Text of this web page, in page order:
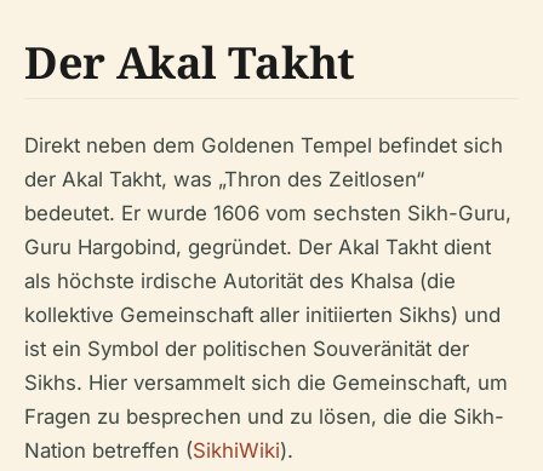
Der Akal Takht
Direkt neben dem Goldenen Tempel befindet sich
der Akal Takht, was „Thron des Zeitlosen“
bedeutet. Er wurde 1606 vom sechsten Sikh-Guru,
Guru Hargobind, gegründet. Der Akal Takht dient
als höchste irdische Autorität des Khalsa (die
kollektive Gemeinschaft aller initiierten Sikhs) und
ist ein Symbol der politischen Souveränität der
Sikhs. Hier versammelt sich die Gemeinschaft, um
Fragen zu besprechen und zu lösen, die die Sikh-
Nation betreffen (SikhiWiki).